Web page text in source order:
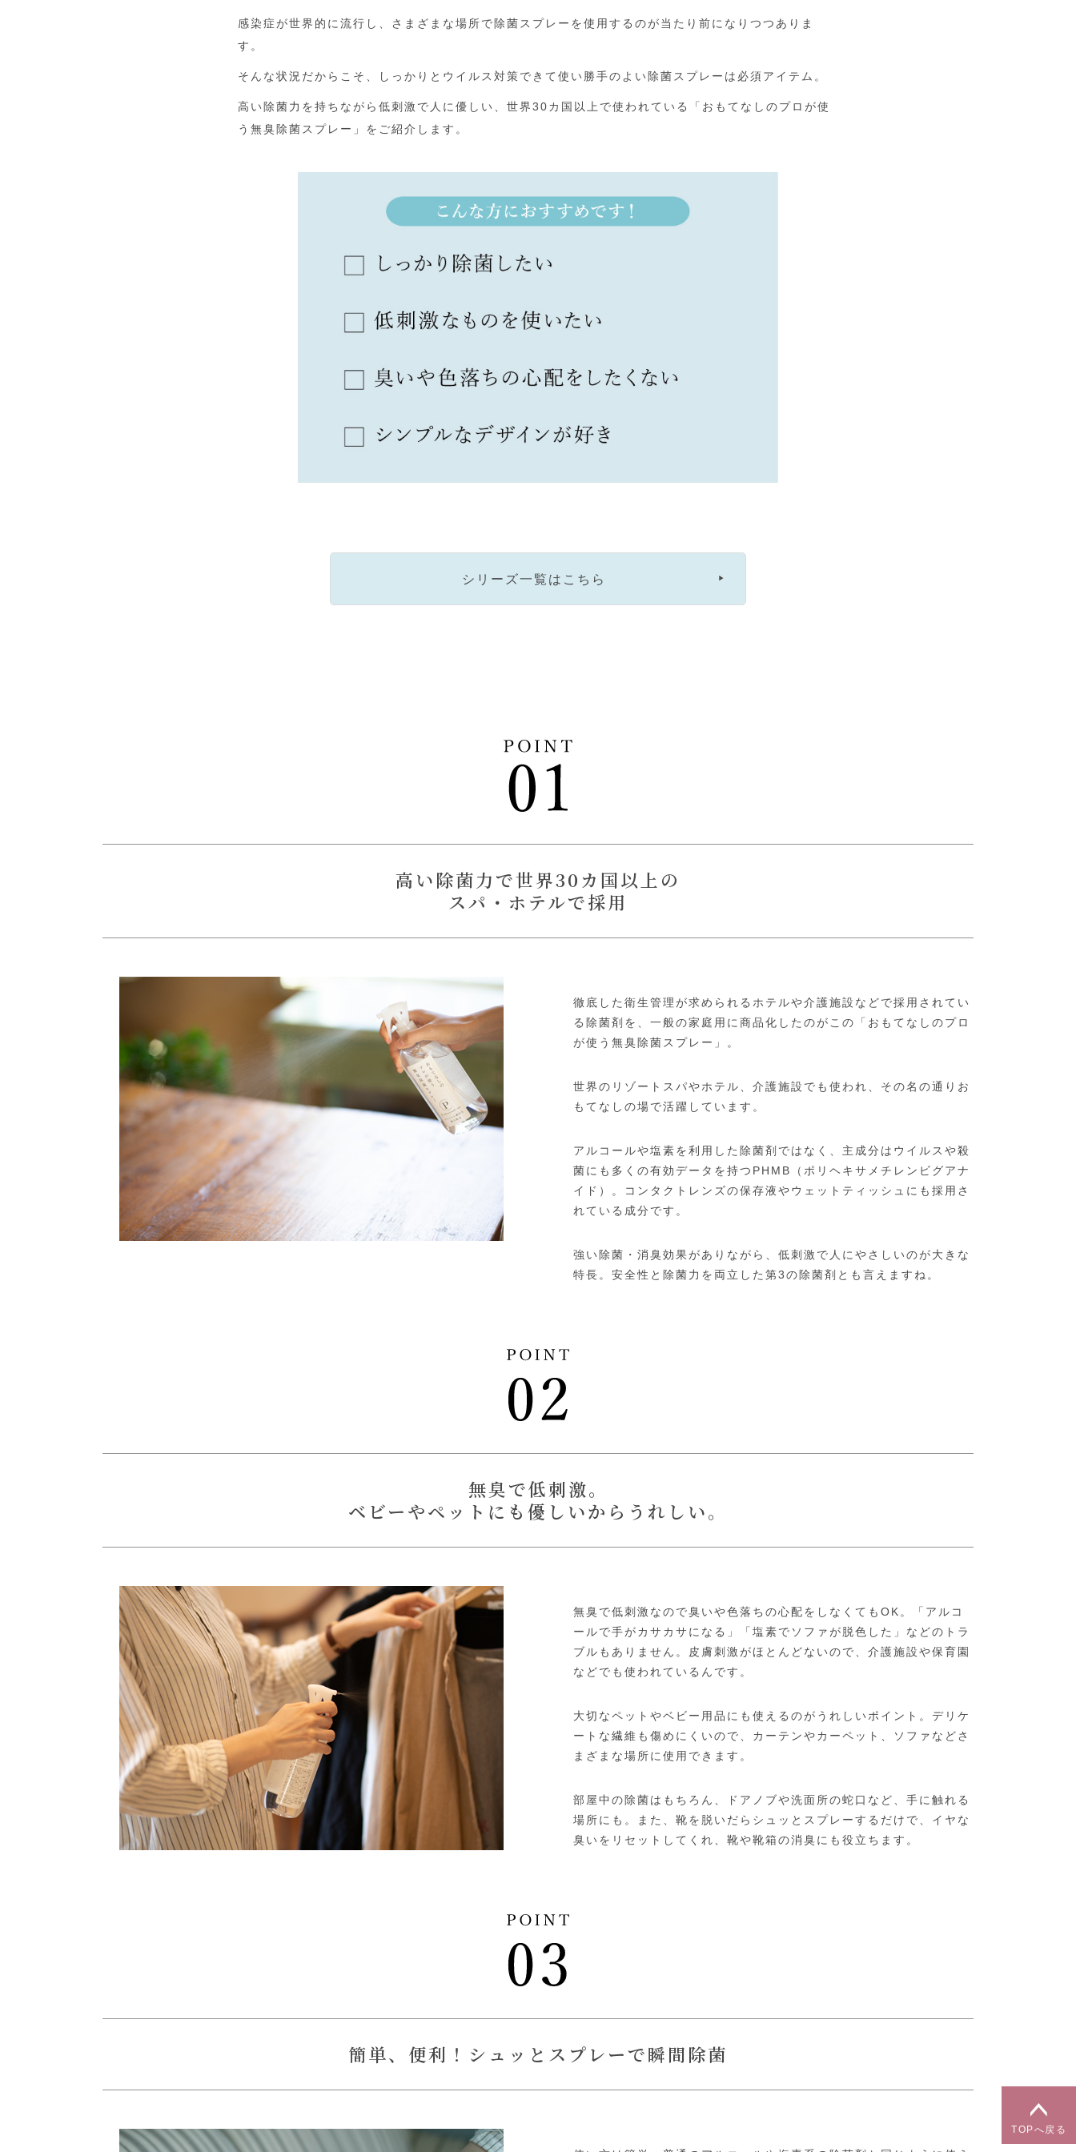
感染症が世界的に流行し、さまざまな場所で除菌スプレーを使用するのが当たり前になりつつありま
す。
そんな状況だからこそ、しっかりとウイルス対策できて使い勝手のよい除菌スプレーは必須アイテム。
高い除菌力を持ちながら低刺激で人に優しい、世界30カ国以上で使われている「おもてなしのプロが使
う無臭除菌スプレー」をご紹介します。
シリーズ一覧はこちら
高い除菌力で世界30カ国以上の
スパ・ホテルで採用
徹底した衛生管理が求められるホテルや介護施設などで採用されてい
る除菌剤を、一般の家庭用に商品化したのがこの「おもてなしのプロ
が使う無臭除菌スプレー」。
世界のリゾートスパやホテル、介護施設でも使われ、その名の通りお
もてなしの場で活躍しています。
アルコールや塩素を利用した除菌剤ではなく、主成分はウイルスや殺
菌にも多くの有効データを持つPHMB（ポリヘキサメチレンビグアナ
イド）。コンタクトレンズの保存液やウェットティッシュにも採用さ
れている成分です。
強い除菌・消臭効果がありながら、低刺激で人にやさしいのが大きな
特長。安全性と除菌力を両立した第3の除菌剤とも言えますね。
無臭で低刺激。
ベビーやペットにも優しいからうれしい。
無臭で低刺激なので臭いや色落ちの心配をしなくてもOK。「アルコ
ールで手がカサカサになる」「塩素でソファが脱色した」などのトラ
ブルもありません。皮膚刺激がほとんどないので、介護施設や保育園
などでも使われているんです。
大切なペットやベビー用品にも使えるのがうれしいポイント。デリケ
ートな繊維も傷めにくいので、カーテンやカーペット、ソファなどさ
まざまな場所に使用できます。
部屋中の除菌はもちろん、ドアノブや洗面所の蛇口など、手に触れる
場所にも。また、靴を脱いだらシュッとスプレーするだけで、イヤな
臭いをリセットしてくれ、靴や靴箱の消臭にも役立ちます。
簡単、便利！シュッとスプレーで瞬間除菌
TOPへ戻る